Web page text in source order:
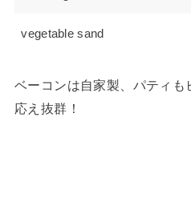
vegetable sand
ベーコンは自家製、パティ
応え抜群！